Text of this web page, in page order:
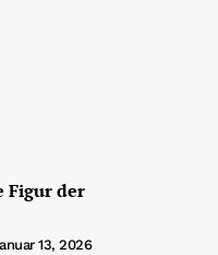
Figur der
13, 2026